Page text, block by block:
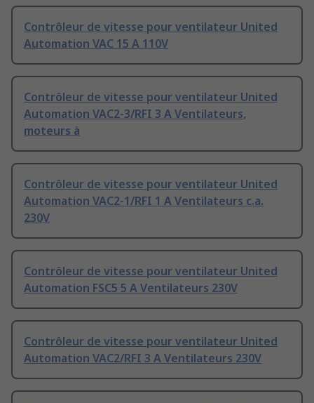
Contrôleur de vitesse pour ventilateur United
Automation VAC 15 A 110V
Contrôleur de vitesse pour ventilateur United
Automation VAC2-3/RFI 3 A Ventilateurs,
moteurs à
Contrôleur de vitesse pour ventilateur United
Automation VAC2-1/RFI 1 A Ventilateurs c.a.
230V
Contrôleur de vitesse pour ventilateur United
Automation FSC5 5 A Ventilateurs 230V
Contrôleur de vitesse pour ventilateur United
Automation VAC2/RFI 3 A Ventilateurs 230V